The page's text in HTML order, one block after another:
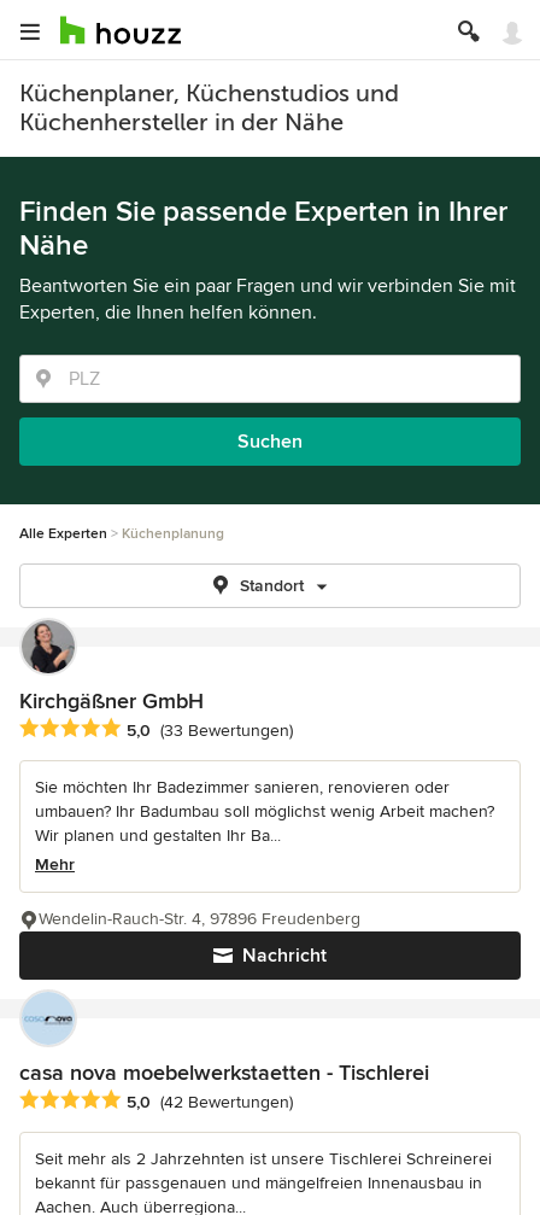
Küchenplaner, Küchenstudios und
Küchenhersteller in der Nähe
Finden Sie passende Experten in Ihrer
Nähe
Beantworten Sie ein paar Fragen und wir verbinden Sie mit
Experten, die Ihnen helfen können.
Suchen
Alle Experten Küchenplanung
Standort
Kirchgäßner GmbH
Durchschnittliche Bewertung: 5 von 5 Sternen
5,0 (33 Bewertungen)
Sie möchten Ihr Badezimmer sanieren, renovieren oder
umbauen? Ihr Badumbau soll möglichst wenig Arbeit machen?
Wir planen und gestalten Ihr Ba...
Mehr
Nachricht
Wendelin-Rauch-Str. 4, 97896 Freudenberg
casa nova moebelwerkstaetten - Tischlerei
Durchschnittliche Bewertung: 5 von 5 Sternen
5,0 (42 Bewertungen)
Seit mehr als 2 Jahrzehnten ist unsere Tischlerei Schreinerei
bekannt für passgenauen und mängelfreien Innenausbau in
Aachen. Auch überregiona...